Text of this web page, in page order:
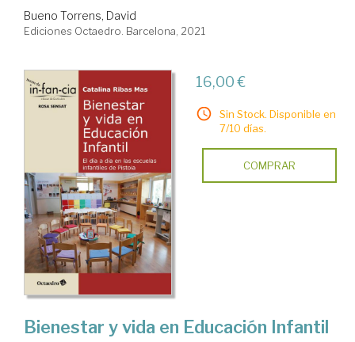
Bueno Torrens, David
Ediciones Octaedro. Barcelona, 2021
16,00 €
Sin Stock. Disponible en
7/10 días.
COMPRAR
Bienestar y vida en Educación Infantil